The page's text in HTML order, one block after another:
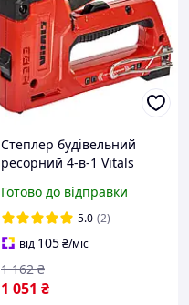
Степлер будівельний
ресорний 4-в-1 Vitals
Готово до відправки
5.0 (2)
від 105₴/міс
1 051 ₴
1 162 ₴